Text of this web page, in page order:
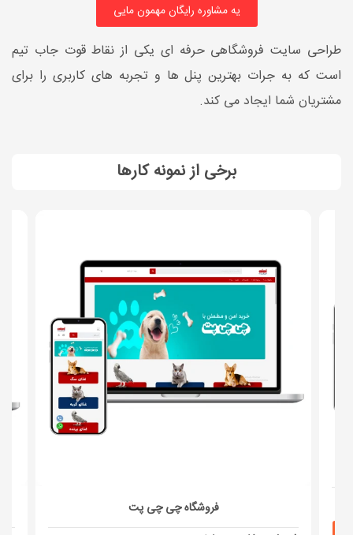
یه مشاوره رایگان مهمون مایی
طراحی سایت فروشگاهی حرفه ای یکی از نقاط قوت جاب تیم
است که به جرات بهترین پنل ها و تجربه های کاربری را برای
مشتریان شما ایجاد می کند.
برخی از نمونه کارها
فروشگاه چی چی پت